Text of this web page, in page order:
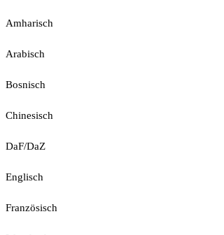
Amharisch
Arabisch
Bosnisch
Chinesisch
DaF/DaZ
Englisch
Französisch